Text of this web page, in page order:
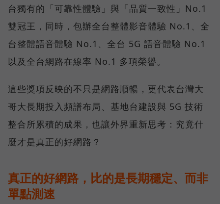
台獨有的「可靠性體驗」與「品質一致性」No.1
雙冠王，同時，包辦全台整體影音體驗 No.1、全
台整體語音體驗 No.1、全台 5G 語音體驗 No.1
以及全台網路在線率 No.1 多項榮譽。
這些獎項反映的不只是網路順暢，更代表台灣大
哥大長期投入頻譜布局、基地台建設與 5G 技術
整合所累積的成果，也讓外界重新思考：究竟什
麼才是真正的好網路？
真正的好網路，比的是長期穩定、而非
單點測速